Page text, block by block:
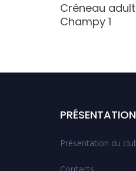
Créneau
Champy 1
PRÉSENTATION
Présentation du